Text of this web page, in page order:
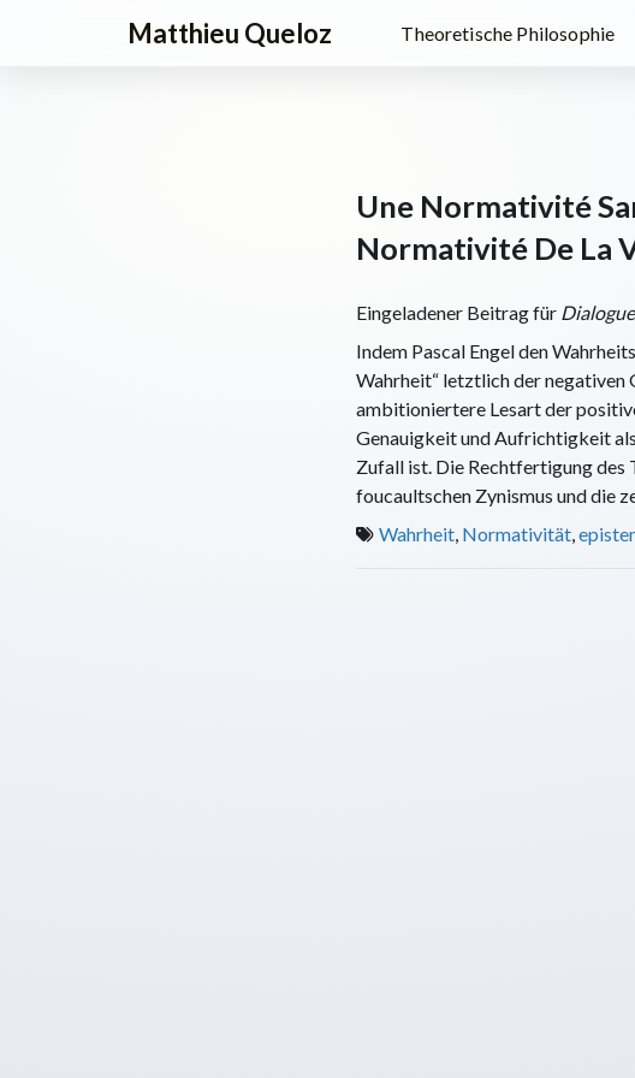
Matthieu Queloz Theoretische Philosophie
Une Normativité
Normativité De La
Eingeladener Beitrag für
Indem Pascal Engel den
Wahrheit“ letztlich der negativen
ambitioniertere Lesart der
Genauigkeit und Aufrichtigkeit
Zufall ist. Die Rechtfertigung
foucaultschen Zynismus und die
Wahrheit, Normativität,